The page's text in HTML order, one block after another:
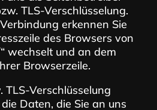
TLS-Verschlüsselung.
erkennen Sie
des Browsers von
wechselt und an dem
Browserzeile.
TLS-Verschlüsselung
Daten, die Sie an uns